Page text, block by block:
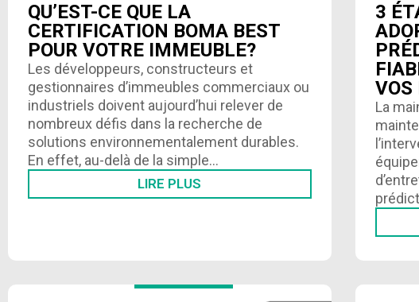
QU’EST-CE QUE LA
CERTIFICATION BOMA BEST
POUR VOTRE IMMEUBLE?
Les développeurs, constructeurs et
gestionnaires d’immeubles commerciaux ou
industriels doivent aujourd’hui relever de
nombreux défis dans la recherche de
solutions environnementalement durables.
En effet, au-delà de la simple…
LIRE PLUS
3
VOS
La